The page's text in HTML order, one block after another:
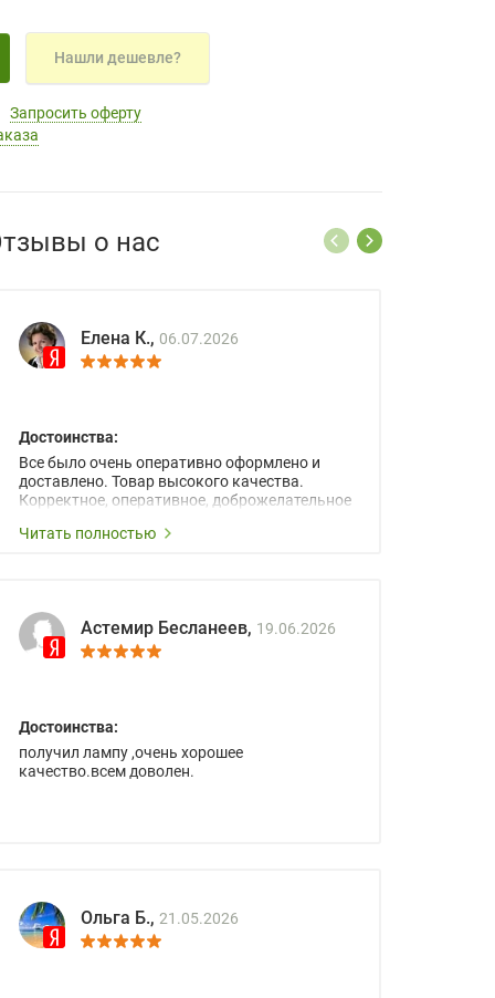
Нашли дешевле?
Запросить оферту
о нас
Елена К., 06.07.2026
Достоинства:
Все было очень оперативно оформлено и
доставлено. Товар высокого качества.
Корректное, оперативное, доброжелательное
Читать полностью
Астемир Бесланеев, 19.06.2026
Достоинства:
получил лампу ,очень хорошее
качество.всем доволен.
Ольга Б., 21.05.2026